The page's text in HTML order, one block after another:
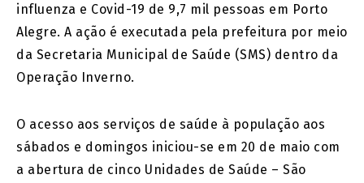
influenza e Covid-19 de 9,7 mil pessoas em Porto
Alegre. A ação é executada pela prefeitura por meio
da Secretaria Municipal de Saúde (SMS) dentro da
Operação Inverno.
O acesso aos serviços de saúde à população aos
sábados e domingos iniciou-se em 20 de maio com
a abertura de cinco Unidades de Saúde – São